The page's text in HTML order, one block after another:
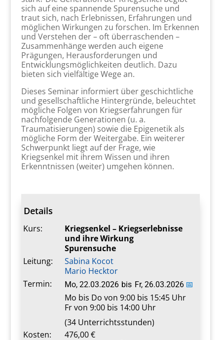
sich auf eine spannende Spurensuche und
traut sich, nach Erlebnissen, Erfahrungen und
möglichen Wirkungen zu forschen. Im Erkennen
und Verstehen der – oft überraschenden –
Zusammenhänge werden auch eigene
Prägungen, Herausforderungen und
Entwicklungsmöglichkeiten deutlich. Dazu
bieten sich vielfältige Wege an.
Dieses Seminar informiert über geschichtliche
und gesellschaftliche Hintergründe, beleuchtet
mögliche Folgen von Kriegserfahrungen für
nachfolgende Generationen (u. a.
Traumatisierungen) sowie die Epigenetik als
mögliche Form der Weitergabe. Ein weiterer
Schwerpunkt liegt auf der Frage, wie
Kriegsenkel mit ihrem Wissen und ihren
Erkenntnissen (weiter) umgehen können.
Details
Kurs:
Kriegsenkel – Kriegserlebnisse
und ihre Wirkung
Spurensuche
Leitung:
Sabina Kocot
Mario Hecktor
Termin:
Mo, 22.03.2026 bis Fr, 26.03.2026 📅
Mo bis Do von 9:00 bis 15:45 Uhr
Fr von 9:00 bis 14:00 Uhr
(34 Unterrichtsstunden)
Kosten:
476,00 €